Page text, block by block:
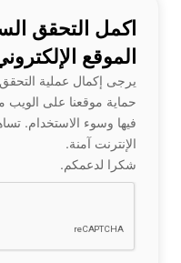
اكمل التحقق
الموقع
يرجى إكمال عملية
حماية موقعنا على الويب
فيها وسوء الاستخدام.
الإنترنت آمنة.
شكرا لدعمكم.